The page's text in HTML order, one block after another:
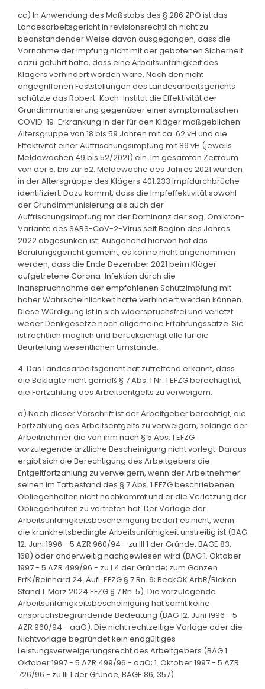
cc) In Anwendung des Maßstabs des § 286 ZPO ist das
Landesarbeitsgericht in revisionsrechtlich nicht zu
beanstandender Weise davon ausgegangen, dass die
Vornahme der Impfung nicht mit der gebotenen Sicherheit
dazu geführt hätte, dass eine Arbeitsunfähigkeit des
Klägers verhindert worden wäre. Nach den nicht
angegriffenen Feststellungen des Landesarbeitsgerichts
schätzte das Robert-Koch-Institut die Effektivität der
Grundimmunisierung gegenüber einer symptomatischen
COVID-19-Erkrankung in der für den Kläger maßgeblichen
Altersgruppe von 18 bis 59 Jahren mit ca. 62 vH und die
Effektivität einer Auffrischungsimpfung mit 89 vH (jeweils
Meldewochen 49 bis 52/2021) ein. Im gesamten Zeitraum
von der 5. bis zur 52. Meldewoche des Jahres 2021 wurden
in der Altersgruppe des Klägers 401.233 Impfdurchbrüche
identifiziert. Dazu kommt, dass die Impfeffektivität sowohl
der Grundimmunisierung als auch der
Auffrischungsimpfung mit der Dominanz der sog. Omikron-
Variante des SARS-CoV-2-Virus seit Beginn des Jahres
2022 abgesunken ist. Ausgehend hiervon hat das
Berufungsgericht gemeint, es könne nicht angenommen
werden, dass die Ende Dezember 2021 beim Kläger
aufgetretene Corona-Infektion durch die
Inanspruchnahme der empfohlenen Schutzimpfung mit
hoher Wahrscheinlichkeit hätte verhindert werden können.
Diese Würdigung ist in sich widerspruchsfrei und verletzt
weder Denkgesetze noch allgemeine Erfahrungssätze. Sie
ist rechtlich möglich und berücksichtigt alle für die
Beurteilung wesentlichen Umstände.
4. Das Landesarbeitsgericht hat zutreffend erkannt, dass
die Beklagte nicht gemäß § 7 Abs. 1 Nr. 1 EFZG berechtigt ist,
die Fortzahlung des Arbeitsentgelts zu verweigern.
a) Nach dieser Vorschrift ist der Arbeitgeber berechtigt, die
Fortzahlung des Arbeitsentgelts zu verweigern, solange der
Arbeitnehmer die von ihm nach § 5 Abs. 1 EFZG
vorzulegende ärztliche Bescheinigung nicht vorlegt. Daraus
ergibt sich die Berechtigung des Arbeitgebers die
Entgeltfortzahlung zu verweigern, wenn der Arbeitnehmer
seinen im Tatbestand des § 7 Abs. 1 EFZG beschriebenen
Obliegenheiten nicht nachkommt und er die Verletzung der
Obliegenheiten zu vertreten hat. Der Vorlage der
Arbeitsunfähigkeitsbescheinigung bedarf es nicht, wenn
die krankheitsbedingte Arbeitsunfähigkeit unstreitig ist (BAG
12. Juni 1996 - 5 AZR 960/94 - zu III 1 der Gründe, BAGE 83,
168) oder anderweitig nachgewiesen wird (BAG 1. Oktober
1997 - 5 AZR 499/96 - zu I 4 der Gründe; zum Ganzen
ErfK/Reinhard 24. Aufl. EFZG § 7 Rn. 9; BeckOK ArbR/Ricken
Stand 1. März 2024 EFZG § 7 Rn. 5). Die vorzulegende
Arbeitsunfähigkeitsbescheinigung hat somit keine
anspruchsbegründende Bedeutung (BAG 12. Juni 1996 - 5
AZR 960/94 - aaO). Die nicht rechtzeitige Vorlage oder die
Nichtvorlage begründet kein endgültiges
Leistungsverweigerungsrecht des Arbeitgebers (BAG 1.
Oktober 1997 - 5 AZR 499/96 - aaO; 1. Oktober 1997 - 5 AZR
726/96 - zu III 1 der Gründe, BAGE 86, 357).